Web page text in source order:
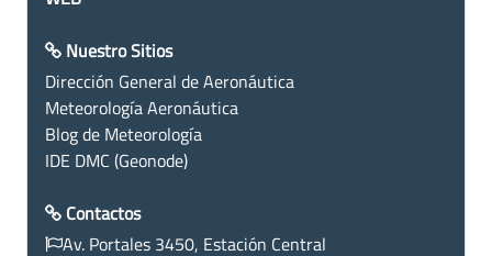
Nuestro Sitios
Dirección General de Aeronáutica
Meteorología Aeronáutica
Blog de Meteorología
IDE DMC (Geonode)
Contactos
Av. Portales 3450, Estación Central